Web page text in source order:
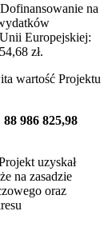
na
Europejskiej:
zł.
wartość Projektu
986 825,98
uzyskał
na zasadzie
oraz